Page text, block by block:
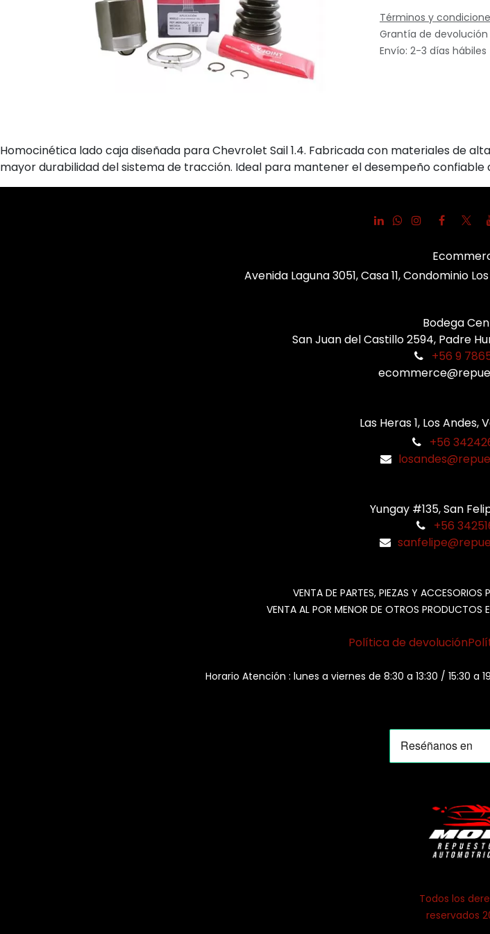
Términos y
Grantía de devolución
Envío: 2-3 días hábiles
Homocinética lado caja diseñada para Chevrolet Sail 1.4. Fabricada con materiales de
mayor durabilidad del sistema de tracción. Ideal para mantener el desempeño confiable
Avenida Laguna 3051, Casa 11, Condominio
Bodega
San Juan del Castillo 2594, Padre
+56 9
Las Heras 1, Los Andes,
+56
Yungay #135, San
+56
VENTA DE PARTES, PIEZAS Y
VENTA AL POR MENOR DE OTROS PRODUCTOS
Política de devolución
Horario Atención : lunes a viernes de 8:30 a 13:30 / 15:30 a
Todos los
reservados